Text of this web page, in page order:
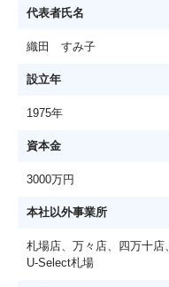
代表者氏名
織田 すみ子
設立年
1975年
資本金
3000万円
本社以外事業所
札場店、万々店、四万十店
U-Select札場